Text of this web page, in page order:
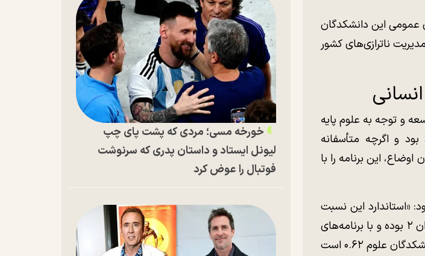
عمومی این دانشکدگان
ناترازی‌های کشور
و توجه به علوم پایه
و اگرچه متأسفانه
این برنامه را با
«استاندارد این نسبت
در دانشگاه‌های کشور باید یک باشد. در حالی که این عدد در دانشگاه تهران ۲ بوده و با برنامه‌های
انقباضی در حال حاضر به ۱.۵ رسیده است. خوشبختانه این نسبت در دانشکدگان علوم ۰.۶۲ است
خورخه مسی؛ مردی که پشت پای چپ
لیونل ایستاد و داستان پدری که سرنوشت
فوتبال را عوض کرد